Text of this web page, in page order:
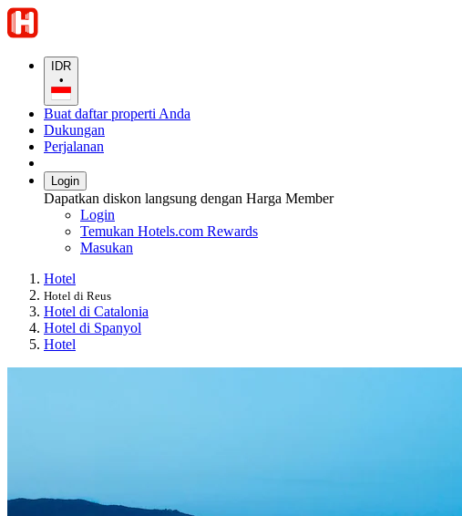
IDR
•
Buat daftar properti Anda
Dukungan
Perjalanan
Login
Dapatkan diskon langsung dengan Harga Member
Login
Temukan Hotels.com Rewards
Masukan
Hotel
Hotel di Reus
Hotel di Catalonia
Hotel di Spanyol
Hotel